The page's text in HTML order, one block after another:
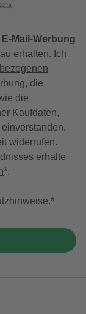
Mail-Werbung
erhalten. Ich
die
die
Kaufdaten,
widerrufen.
erhalte
*.
.